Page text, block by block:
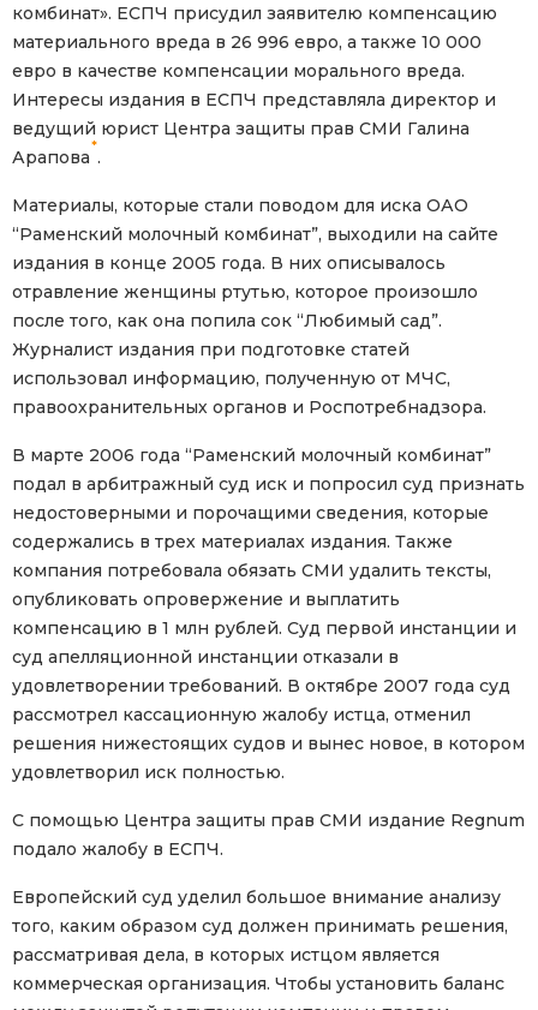
комбинат». ЕСПЧ присудил заявителю компенсацию
материального вреда в 26 996 евро, а также 10 000
евро в качестве компенсации морального вреда.
Интересы издания в ЕСПЧ представляла директор и
ведущий юрист Центра защиты прав СМИ Галина
Арапова
*
.
Материалы, которые стали поводом для иска ОАО
“Раменский молочный комбинат”, выходили на сайте
издания в конце 2005 года. В них описывалось
отравление женщины ртутью, которое произошло
после того, как она попила сок “Любимый сад”.
Журналист издания при подготовке статей
использовал информацию, полученную от МЧС,
правоохранительных органов и Роспотребнадзора.
В марте 2006 года “Раменский молочный комбинат”
подал в арбитражный суд иск и попросил суд признать
недостоверными и порочащими сведения, которые
содержались в трех материалах издания. Также
компания потребовала обязать СМИ удалить тексты,
опубликовать опровержение и выплатить
компенсацию в 1 млн рублей. Суд первой инстанции и
суд апелляционной инстанции отказали в
удовлетворении требований. В октябре 2007 года суд
рассмотрел кассационную жалобу истца, отменил
решения нижестоящих судов и вынес новое, в котором
удовлетворил иск полностью.
С помощью Центра защиты прав СМИ издание Regnum
подало жалобу в ЕСПЧ.
Европейский суд уделил большое внимание анализу
того, каким образом суд должен принимать решения,
рассматривая дела, в которых истцом является
коммерческая организация. Чтобы установить баланс